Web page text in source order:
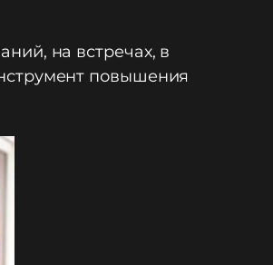
на встречах, в
повышения